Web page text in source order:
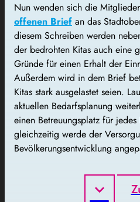
Nun wenden sich die
offenen Brief an das
diesem Schreiben werden
der bedrohten Kitas auch eine
Gründe für einen Erhalt der
Außerdem wird in dem Brief
Kitas stark ausgelastet seien.
aktuellen Bedarfsplanung
einen Betreuungsplatz für
gleichzeitig werde der
Bevölkerungsentwicklung